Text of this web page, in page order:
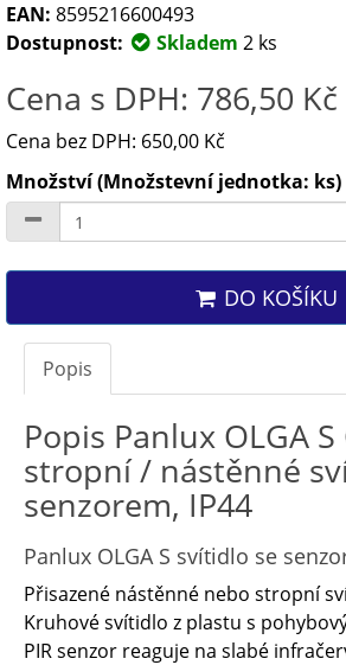
EAN: 8595216600493
Dostupnost:
Skladem 2 ks
Cena s DPH: 786,50 Kč
Cena bez DPH: 650,00 Kč
Množství (Množstevní jednotka: ks)
DO KOŠÍKU
Popis
Popis Panlux OLGA S
stropní / nástěnné
senzorem, IP44
Panlux OLGA S svítidlo se
Přisazené nástěnné nebo stropní
Kruhové svítidlo z plastu s
PIR senzor reaguje na slabé